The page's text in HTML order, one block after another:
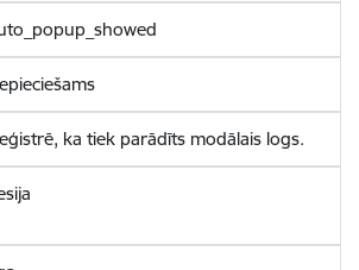
ka tiek parādīts modālais logs.